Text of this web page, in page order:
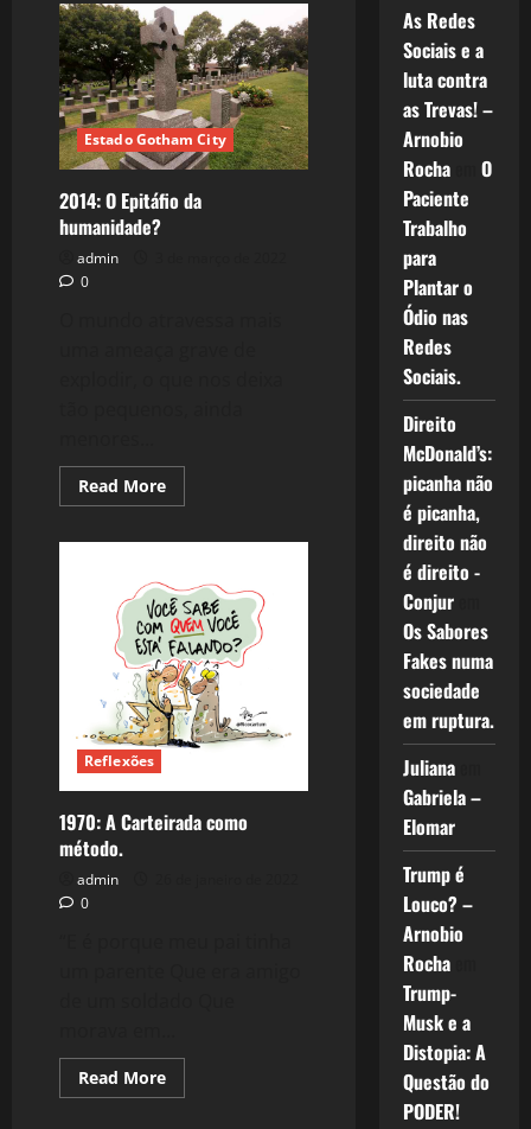
À
sombra
de
junho
de
2013
Estado Gotham City
2014: O Epitáfio da
humanidade?
admin
0
Read MoreRead
more
da
humanidade?
Reflexões
1970: A Carteirada como
método.
admin
0
Read MoreRead
more
As Redes
Sociais e a
luta contra
as Trevas! –
Arnobio
Rochaem O
Paciente
Trabalho
para
Plantar o
Ódio nas
Redes
Sociais.
Direito
McDonald’s:
picanha não
é picanha,
direito não
é direito -
Conjurem
Os Sabores
Fakes numa
sociedade
em ruptura.
Julianaem
Gabriela –
Elomar
Trump é
Louco? –
Arnobio
Rochaem
Trump-
Musk e a
Distopia: A
Questão do
PODER!